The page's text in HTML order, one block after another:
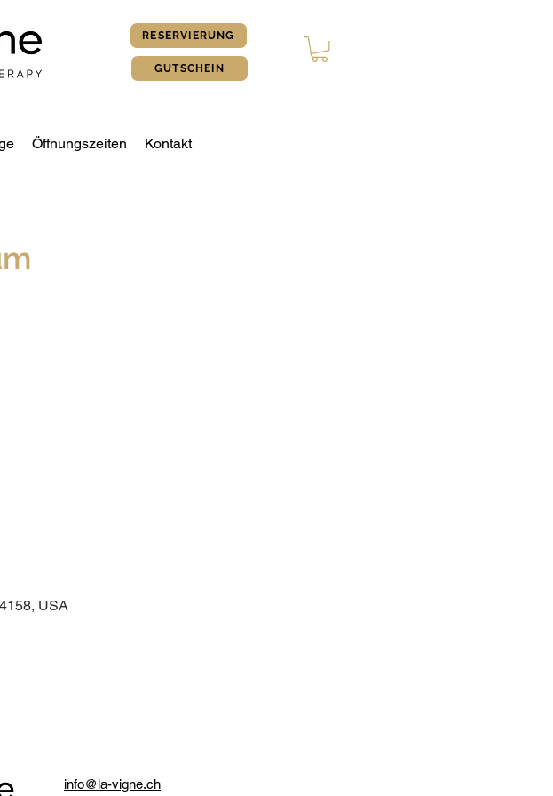
RESERVIERUNG
GUTSCHEIN
Öffnungszeiten Kontakt
USA
info@la-vigne.ch